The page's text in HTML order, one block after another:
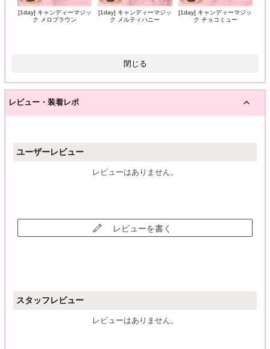
[1day] キャンディーマジッ
ク メロブラウン
[1day] キャンディーマジッ
ク メルティハニー
[1day] キャンディーマジッ
ク チョコミュー
閉じる
レビュー・装着レポ
ユーザーレビュー
レビューはありません。
レビューを書く
スタッフレビュー
レビューはありません。